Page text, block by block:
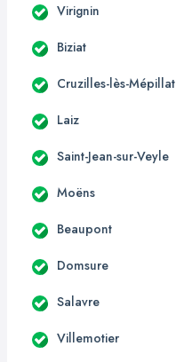
Virignin
Biziat
Cruzilles-lès-Mépillat
Laiz
Saint-Jean-sur-Veyle
Moëns
Beaupont
Domsure
Salavre
Villemotier